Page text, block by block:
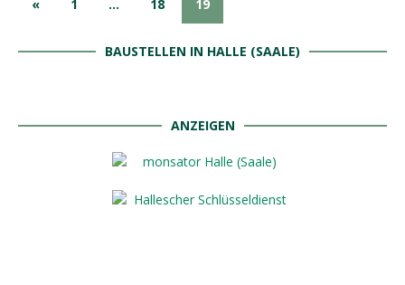
« 1 … 18 19
BAUSTELLEN IN HALLE (SAALE)
ANZEIGEN